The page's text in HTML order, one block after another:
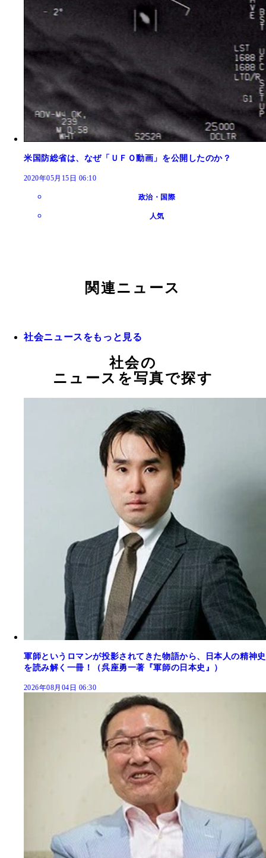
米国防総省は、なぜ「ＵＦＯ動画」を公開したのか？
2020年05月15日 06:10
政治・国際
人気
関連ニュース
社会ニュースをもっと見る
社会の
ニュースを写真で探す
軍師というロマンが投影されてきた物語から、日本人の精神史
を読み解く一冊！（呉座勇一著『軍師の日本史』）
2026年08月04日 06:30